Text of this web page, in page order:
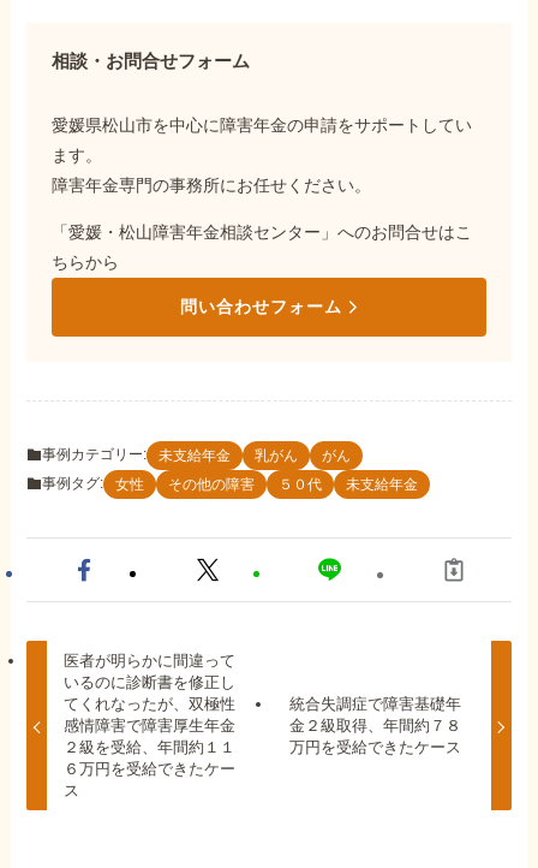
相談・お問合せフォーム
愛媛県松山市を中心に障害年金の申請をサポートしてい
ます。
障害年金専門の事務所にお任せください。
「愛媛・松山障害年金相談センター」へのお問合せはこ
ちらから
問い合わせフォーム
事例カテゴリー: 未支給年金 乳がん
がん
事例タグ:
女性 その他の障害 ５０代 未支給年金
医者が明らかに間違って
いるのに診断書を修正し
てくれなったが、双極性
感情障害で障害厚生年金
２級を受給、年間約１１
６万円を受給できたケー
ス
統合失調症で障害基礎年
金２級取得、年間約７８
万円を受給できたケース